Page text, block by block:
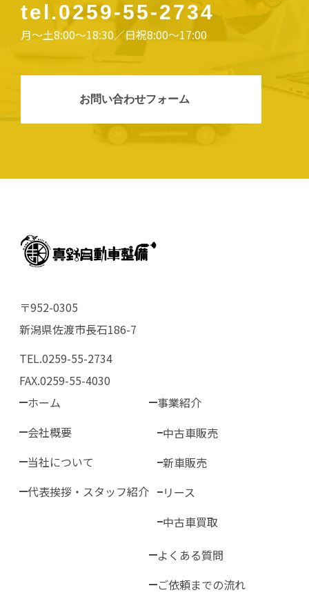
tel.0259-55-2734
月〜土8:00〜18:30／日祝8:00〜17:00
お問い合わせフォーム
〒952-0305
新潟県佐渡市長石186-7
TEL.0259-55-2734
FAX.0259-55-4030
ホーム
会社概要
当社について
代表挨拶・スタッフ紹介
事業紹介
中古車販売
新車販売
リース
中古車買取
よくある質問
ご依頼までの流れ